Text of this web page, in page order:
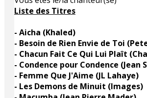
Liste des Titres
- Aicha (Khaled)
- Besoin de Rien Envie de Toi
- Chacun Fait Ce Qui Lui Plaît
- Confidence pour Confidence (Jean
- Femme Que J'Aime (JL Lahaye)
- Les Demons de Minuit (Images)